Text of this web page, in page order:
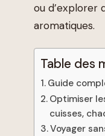
ou d’explorer
aromatiques.
Table des
Guide
Optimiser
cuisses,
Voyager